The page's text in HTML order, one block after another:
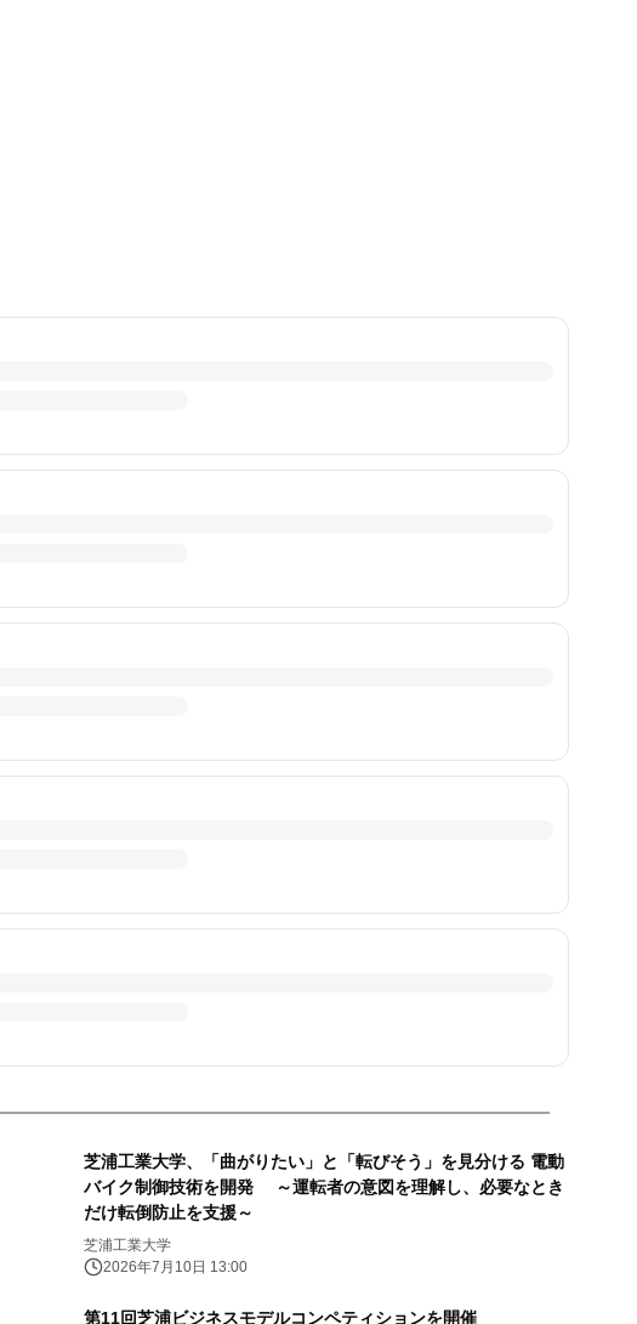
芝浦工業大学、「曲がりたい」と「転びそう」を見分ける 電動
バイク制御技術を開発 ～運転者の意図を理解し、必要なとき
だけ転倒防止を支援～
芝浦工業大学
2026年7月10日 13:00
第11回芝浦ビジネスモデルコンペティションを開催